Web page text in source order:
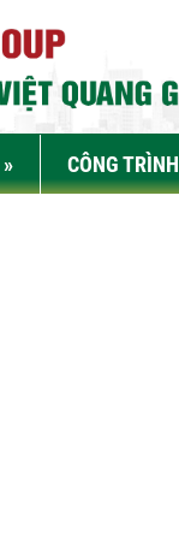
» CÔNG TRÌNH